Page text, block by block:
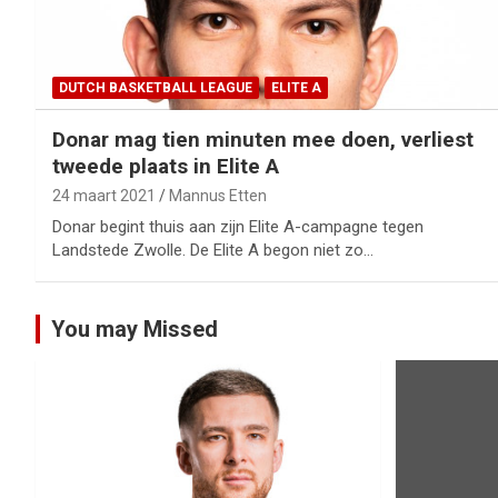
DUTCH BASKETBALL LEAGUE ELITE A
Donar mag tien minuten mee doen, verliest
tweede plaats in Elite A
24 maart 2021 Mannus Etten
Donar begint thuis aan zijn Elite A-campagne tegen
Landstede Zwolle. De Elite A begon niet zo…
You may Missed